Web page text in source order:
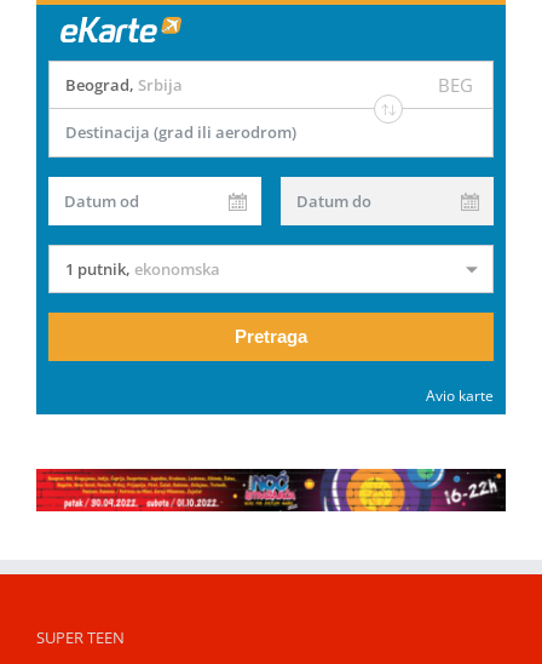
Beograd, Srbija BEG
Destinacija (grad ili aerodrom)
Datum od Datum do
1 putnik, ekonomska
Pretraga
Avio karte
SUPER TEEN